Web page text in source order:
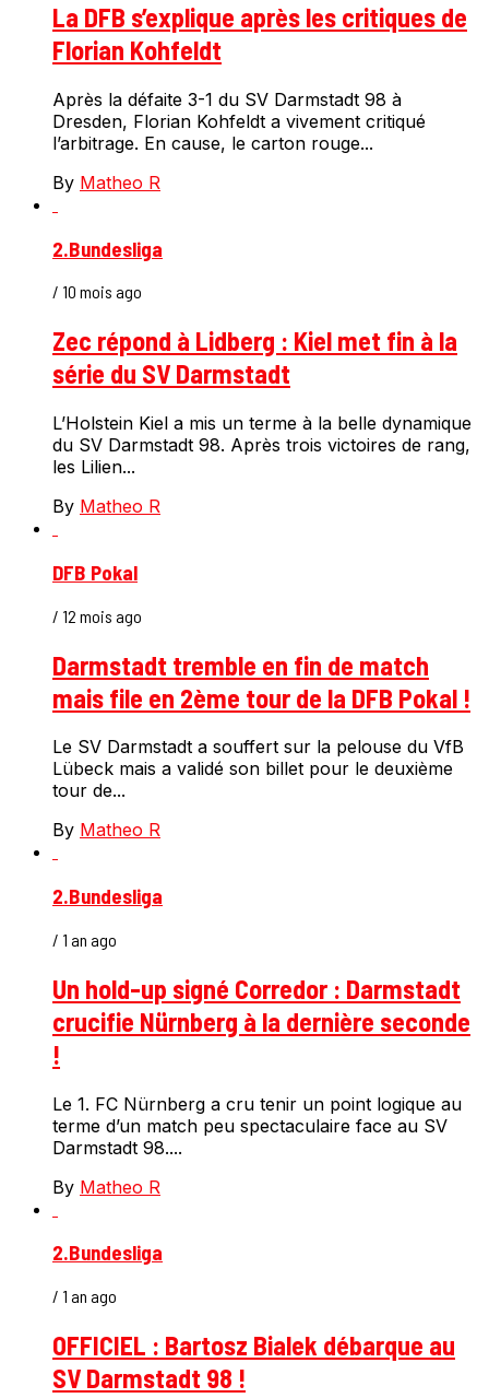
La DFB s’explique après les critiques de
Florian Kohfeldt
Après la défaite 3-1 du SV Darmstadt 98 à
Dresden, Florian Kohfeldt a vivement critiqué
l’arbitrage. En cause, le carton rouge...
By Matheo R
2.Bundesliga
/ 10 mois ago
Zec répond à Lidberg : Kiel met fin à la
série du SV Darmstadt
L’Holstein Kiel a mis un terme à la belle dynamique
du SV Darmstadt 98. Après trois victoires de rang,
les Lilien...
By Matheo R
DFB Pokal
/ 12 mois ago
Darmstadt tremble en fin de match
mais file en 2ème tour de la DFB Pokal !
Le SV Darmstadt a souffert sur la pelouse du VfB
Lübeck mais a validé son billet pour le deuxième
tour de...
By Matheo R
2.Bundesliga
/ 1 an ago
Un hold-up signé Corredor : Darmstadt
crucifie Nürnberg à la dernière seconde
!
Le 1. FC Nürnberg a cru tenir un point logique au
terme d’un match peu spectaculaire face au SV
Darmstadt 98....
By Matheo R
2.Bundesliga
/ 1 an ago
OFFICIEL : Bartosz Bialek débarque au
SV Darmstadt 98 !